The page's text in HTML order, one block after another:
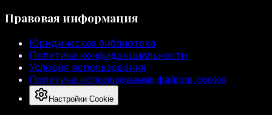
Правовая информация
Юридическая библиотека
Политика конфиденциальности
Условия использования
Политика использования файлов cookie
Настройки Cookie